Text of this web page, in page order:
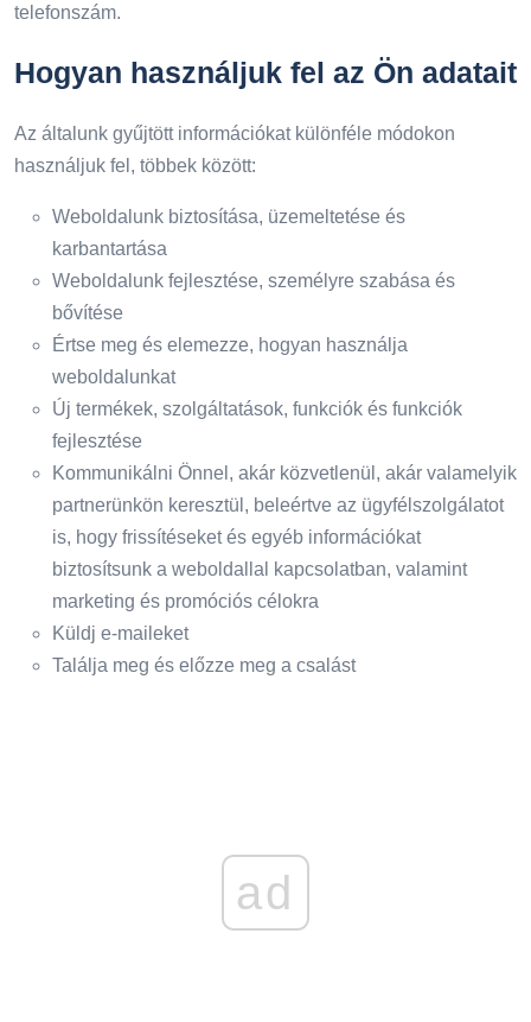
telefonszám.
Hogyan használjuk fel az Ön adatait
Az általunk gyűjtött információkat különféle módokon
használjuk fel, többek között:
Weboldalunk biztosítása, üzemeltetése és
karbantartása
Weboldalunk fejlesztése, személyre szabása és
bővítése
Értse meg és elemezze, hogyan használja
weboldalunkat
Új termékek, szolgáltatások, funkciók és funkciók
fejlesztése
Kommunikálni Önnel, akár közvetlenül, akár valamelyik
partnerünkön keresztül, beleértve az ügyfélszolgálatot
is, hogy frissítéseket és egyéb információkat
biztosítsunk a weboldallal kapcsolatban, valamint
marketing és promóciós célokra
Küldj e-maileket
Találja meg és előzze meg a csalást
ad